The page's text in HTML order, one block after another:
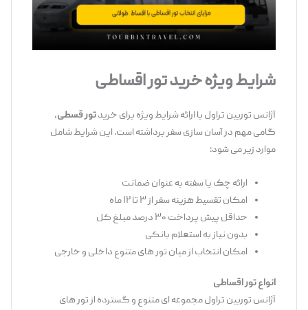
شرایط ویژه خرید تور اقساطی
آژانس توربین تراول با ارائه شرایط ویژه برای خریدتور قسطی،
گامی مهم در آسان‌ سازی سفر برداشته است. این شرایط شامل
موارد زیر می ‌شود:
ارائه چک یا سفته به ‌عنوان ضمانت
امکان تقسیط هزینه سفر از ۳ تا ۱۲ ماه
حداقل پیش ‌پرداخت ۳۰ درصد مبلغ کل
بدون نیاز به استعلام بانکی
امکان انتخاب از میان تور های متنوع داخلی و خارجی
انواع تور اقساطی
آژانس توربین تراول مجموعه ‌ای متنوع و گسترده از تور های